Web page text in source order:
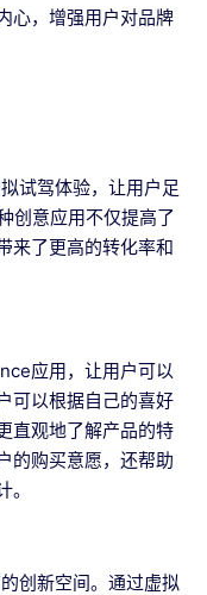
心，增强用户对品牌
试驾体验，让用户足
创意应用不仅提高了
来了更高的转化率和
应用，让用户可以
可以根据自己的喜好
直观地了解产品的特
的购买意愿，还帮助
创新空间。通过虚拟